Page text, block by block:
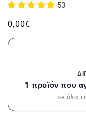
53
Συνήθης
τιμή
0,00€
1 προϊόν που
σε όλα